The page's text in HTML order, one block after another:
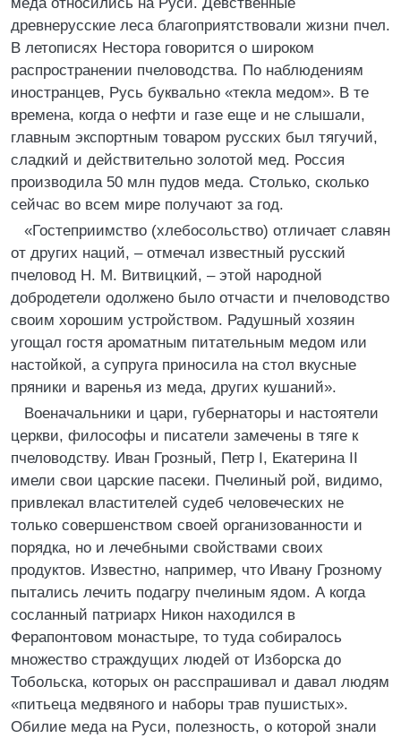
древнерусские леса благоприятствовали жизни пчел.
В летописях Нестора говорится о широком
распространении пчеловодства. По наблюдениям
иностранцев, Русь буквально «текла медом». В те
времена, когда о нефти и газе еще и не слышали,
главным экспортным товаром русских был тягучий,
сладкий и действительно золотой мед. Россия
производила 50 млн пудов меда. Столько, сколько
сейчас во всем мире получают за год.
«Гостеприимство (хлебосольство) отличает славян
от других наций, – отмечал известный русский
пчеловод Н. М. Витвицкий, – этой народной
добродетели одолжено было отчасти и пчеловодство
своим хорошим устройством. Радушный хозяин
угощал гостя ароматным питательным медом или
настойкой, а супруга приносила на стол вкусные
пряники и варенья из меда, других кушаний».
Военачальники и цари, губернаторы и настоятели
церкви, философы и писатели замечены в тяге к
пчеловодству. Иван Грозный, Петр I, Екатерина II
имели свои царские пасеки. Пчелиный рой, видимо,
привлекал властителей судеб человеческих не
только совершенством своей организованности и
порядка, но и лечебными свойствами своих
продуктов. Известно, например, что Ивану Грозному
пытались лечить подагру пчелиным ядом. А когда
сосланный патриарх Никон находился в
Ферапонтовом монастыре, то туда собиралось
множество страждущих людей от Изборска до
Тобольска, которых он расспрашивал и давал людям
«питьеца медвяного и наборы трав пушистых».
Обилие меда на Руси, полезность, о которой знали